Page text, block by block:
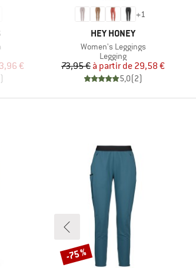
€
)
+1
MARQUE
HEY HONEY
Article
Women's Leggings
Product group
Legging
Prix
73,95 € Prix réduit
à partir de 29,58 €
5,0(2)
Remise
-75 %